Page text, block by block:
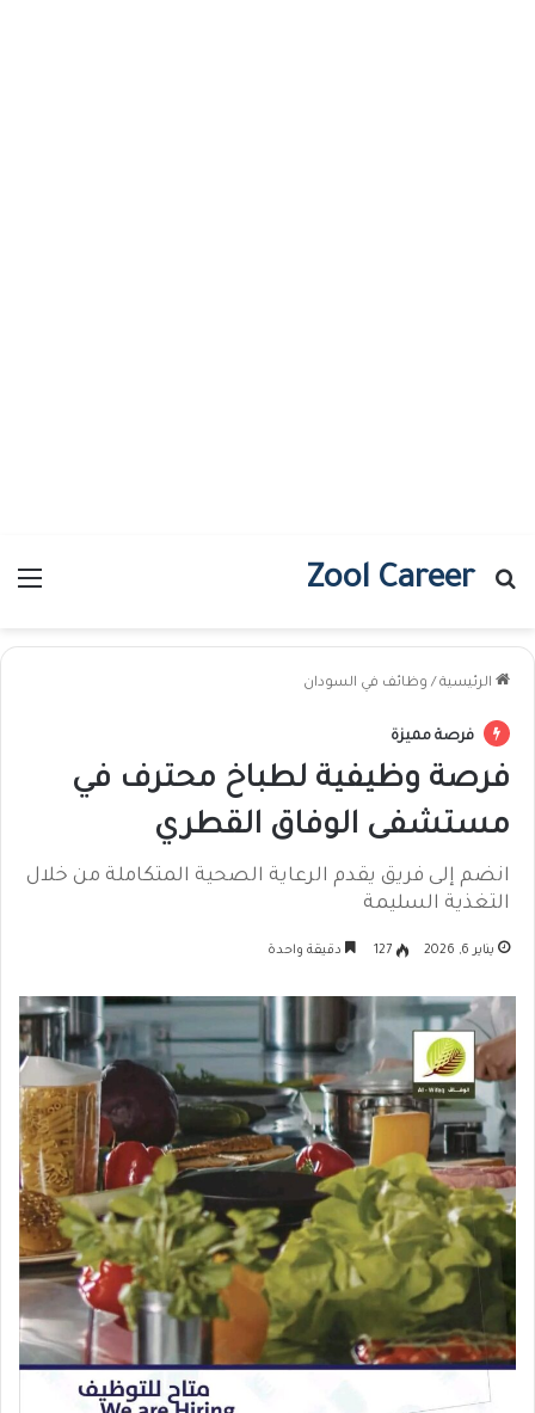
Zool Career
بحث عن
الرئيسية / وظائف في السودان
فرصة مميزة
فرصة وظيفية لطباخ محترف في
مستشفى الوفاق القطري
انضم إلى فريق يقدم الرعاية الصحية المتكاملة من خلال
التغذية السليمة
يناير 6, 2026 127 دقيقة واحدة